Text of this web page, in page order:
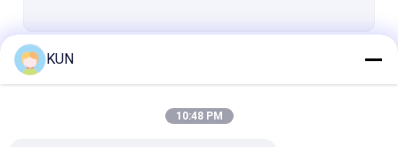
Selbsteinrichtungskiosk
Geldumtausch-Kiosk
KUN
10:48 PM